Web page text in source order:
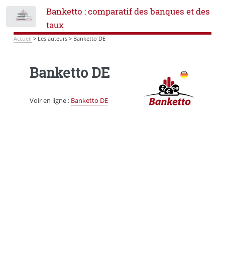
Banketto : comparatif des banques et des
taux
Accueil > Les auteurs> Banketto DE
Banketto DE
Voir en ligne : Banketto DE